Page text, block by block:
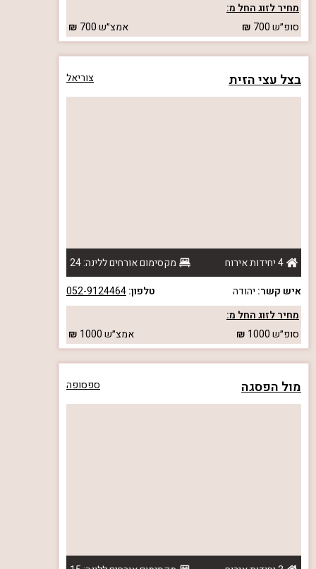
מחיר לזוג החל מ:
סופ״ש700 אמצ״ש700
בצל עצי הזית צוריאל
4 יחידות אירוח
מקסימום אורחים ללינה: 24
איש קשר: יהודה טלפון:052-9124464
מחיר לזוג החל מ:
סופ״ש1000 אמצ״ש1000
מול הפסגה ספסופה